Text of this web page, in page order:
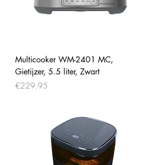
Multicooker WM-2401 MC,
Gietijzer, 5.5 liter, Zwart
Price
€229.95